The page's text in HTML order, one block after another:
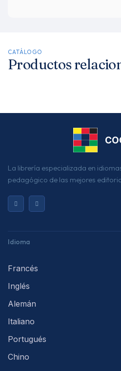
CATÁLOGO
Productos
La librería especializada en
pedagógico de las mejores
Idioma
Francés
Inglés
Alemán
Italiano
Portugués
Chino